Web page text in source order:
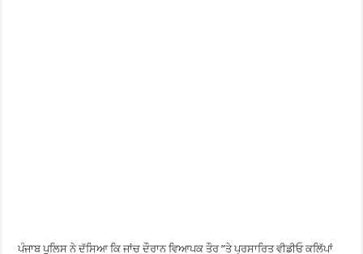
ਪੰਜਾਬ ਪੁਲਿਸ ਨੇ ਦੱਸਿਆ ਕਿ ਜਾਂਚ ਦੌਰਾਨ ਵਿਆਪਕ ਤੌਰ ”ਤੇ ਪ੍ਰਸਾਰਿਤ ਵੀਡੀਓ ਕਲਿੱਪਾਂ